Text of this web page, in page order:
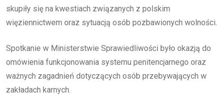
skupiły się na kwestiach związanych z polskim
więziennictwem oraz sytuacją osób pozbawionych wolności.
Spotkanie w Ministerstwie Sprawiedliwości było okazją do
omówienia funkcjonowania systemu penitencjarnego oraz
ważnych zagadnień dotyczących osób przebywających w
zakładach karnych.